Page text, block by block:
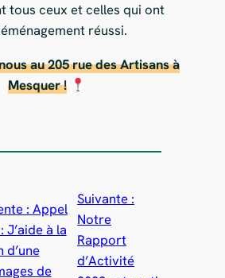
tous ceux et celles qui ont
réussi.
au 205 rue des Artisans à
Mesquer !
: Appel
J’aide à la
de
Suivante :
Notre
Rapport
d’Activité